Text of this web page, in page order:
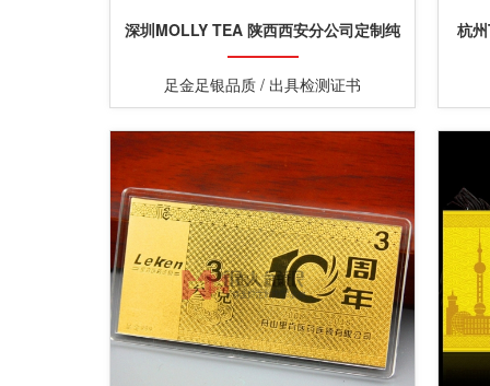
深圳MOLLY TEA 陕西西安分公司定制纯
金金钞
足金足银品质 / 出具检测证书
杭